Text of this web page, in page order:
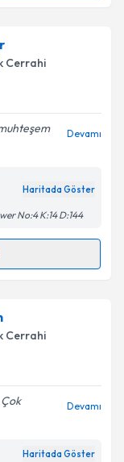
takvimi
almanız
ile
belirtilen
Cerrahi
Devamı
Haritada Göster
No:4 K:14 D:144
takvimi
almanız
ile
Cerrahi
Devamı
Haritada Göster